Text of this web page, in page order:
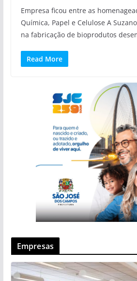
Empresa ficou entre as
Química, Papel e Celulose A
na fabricação de bioprodutos
Read More
Empresas